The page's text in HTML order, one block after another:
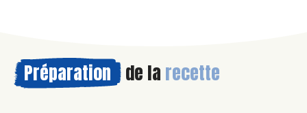
Préparation de la recette